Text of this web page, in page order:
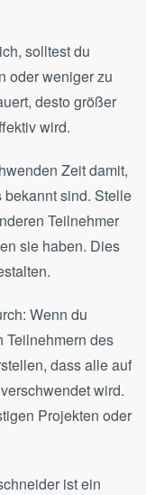
solltest du
oder weniger zu
desto größer
wird.
Zeit damit,
bekannt sind. Stelle
Teilnehmer
sie haben. Dies
Wenn du
Teilnehmern des
dass alle auf
wird.
Projekten oder
ist ein